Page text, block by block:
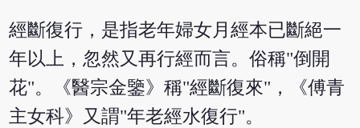
經斷復行，是指老年婦女月經本已斷絕一
年以上，忽然又再行經而言。俗稱"倒開
花"。《醫宗金鑒》稱"經斷復來"，《傅青
主女科》又謂"年老經水復行"。